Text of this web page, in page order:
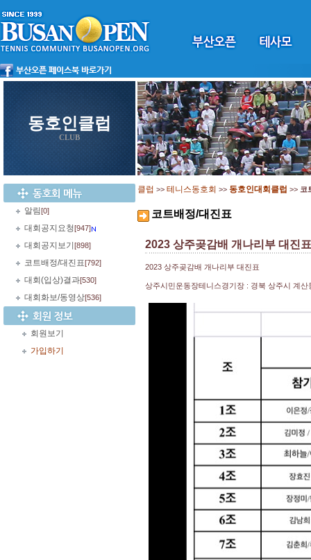
동호인클럽
CLUB
알림[0]
대회공지요청[947]
대회공지보기 [898]
코트배정/대진표[792]
대회(입상)결과[530]
대회화보/동영상[536]
회원보기
가입하기
클럽 >> 테니스동호회 >> 동호인대회클럽 >> 코
코트배정/대진표
2023 상주곶감배 개나리부 대진표
2023 상주곶감배 개나리부 대진표
상주시민운동장테니스경기장 : 경북 상주시 계산